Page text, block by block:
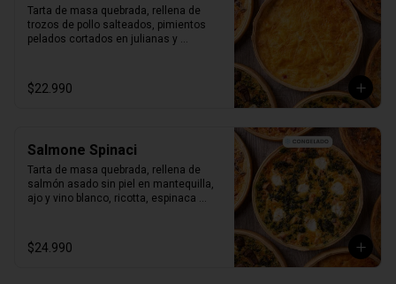
Tarta de masa quebrada, rellena de
trozos de pollo salteados, pimientos
pelados cortados en julianas y
Bandeja al vacío, 4-6 porc.
Producto Congelado ❄️
$22.990
Salmone Spinaci
Tarta de masa quebrada, rellena de
salmón asado sin piel en mantequilla,
ajo y vino blanco, ricotta, espinaca
Producto Congelado ❄️
$24.990